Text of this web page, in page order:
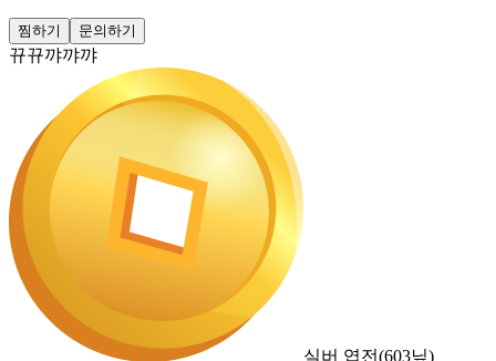
찜하기 문의하기
뀨뀨꺄꺄꺄
실버 엽전(603닢)